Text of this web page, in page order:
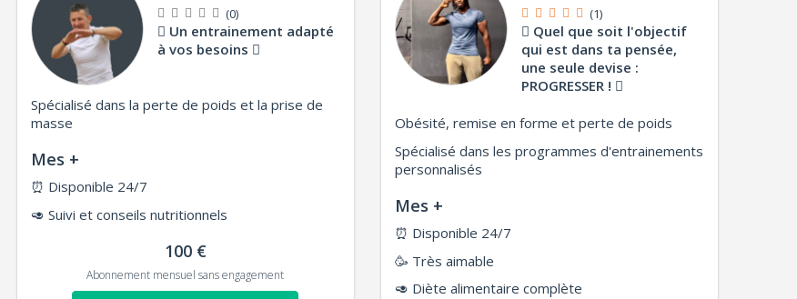
(0)
Un entrainement adapté
à vos besoins
Spécialisé dans la perte de poids et la prise de
masse
Mes +
⏰ Disponible 24/7
🥑 Suivi et conseils nutritionnels
100 €
Abonnement mensuel sans engagement
(1)
Quel que soit l'objectif
qui est dans ta pensée,
une seule devise :
PROGRESSER !
Obésité, remise en forme et perte de poids
Spécialisé dans les programmes d'entrainements
personnalisés
Mes +
⏰ Disponible 24/7
🥳 Très aimable
🥑 Diète alimentaire complète